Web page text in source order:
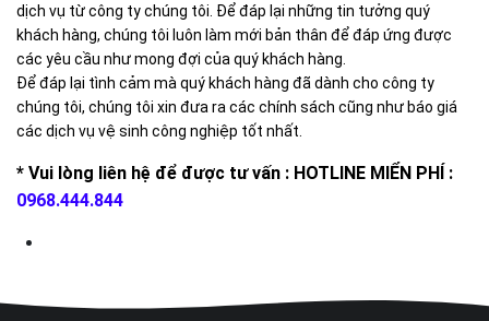
dịch vụ từ công ty chúng tôi. Để đáp lại những tin tưởng quý
khách hàng, chúng tôi luôn làm mới bản thân để đáp ứng được
các yêu cầu như mong đợi của quý khách hàng.
Để đáp lại tình cảm mà quý khách hàng đã dành cho công ty
chúng tôi, chúng tôi xin đưa ra các chính sách cũng như báo giá
các dịch vụ vệ sinh công nghiệp tốt nhất.
* Vui lòng liên hệ để được tư vấn : HOTLINE MIỂN PHÍ :
0968.444.844